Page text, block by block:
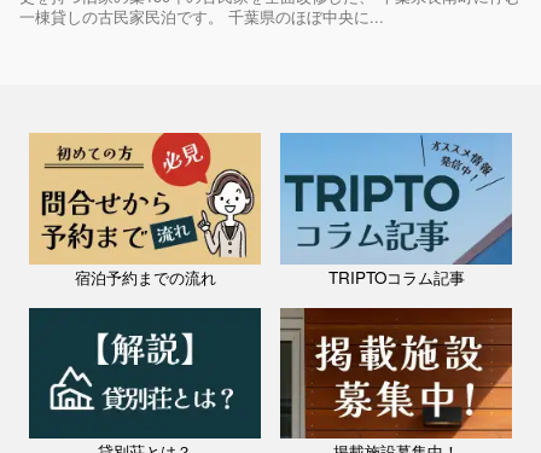
一棟貸しの古民家民泊です。 千葉県のほぼ中央に...
宿泊予約までの流れ TRIPTOコラム記事